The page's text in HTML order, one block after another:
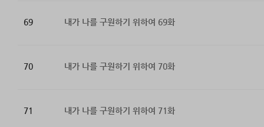
69 내가 나를 구원하기 위하여 69화
70 내가 나를 구원하기 위하여 70화
71 내가 나를 구원하기 위하여 71화